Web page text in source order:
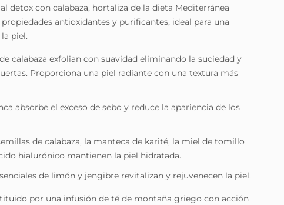
detox con calabaza, hortaliza de la dieta Mediterránea
antioxidantes y purificantes, ideal para una
piel.
calabaza exfolian con suavidad eliminando la suciedad y
Proporciona una piel radiante con una textura más
absorbe el exceso de sebo y reduce la apariencia de los
de calabaza, la manteca de karité, la miel de tomillo
hialurónico mantienen la piel hidratada.
de limón y jengibre revitalizan y rejuvenecen la piel.
por una infusión de té de montaña griego con acción